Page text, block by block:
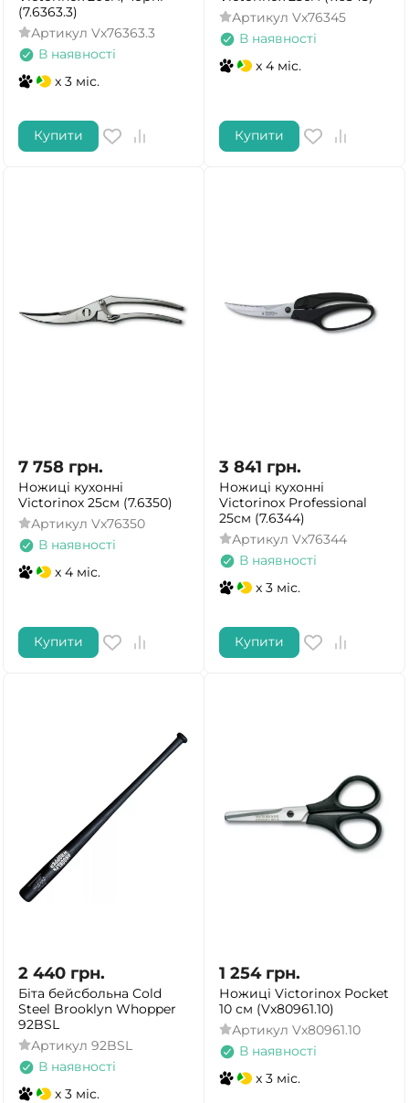
(7.6363.3)
Артикул Vx76363.3
В наявності
x 3 міс.
Купити
Артикул Vx76345
В наявності
x 4 міс.
Купити
7 758 грн.
Ножиці кухонні
Victorinox 25см (7.6350)
Артикул Vx76350
В наявності
x 4 міс.
Купити
3 841 грн.
Ножиці кухонні
Victorinox Professional
25см (7.6344)
Артикул Vx76344
В наявності
x 3 міс.
Купити
2 440 грн.
Біта бейсбольна Cold
Steel Brooklyn Whopper
92BSL
Артикул 92BSL
В наявності
x 3 міс.
1 254 грн.
Ножиці Victorinox Pocket
10 см (Vx80961.10)
Артикул Vx80961.10
В наявності
x 3 міс.